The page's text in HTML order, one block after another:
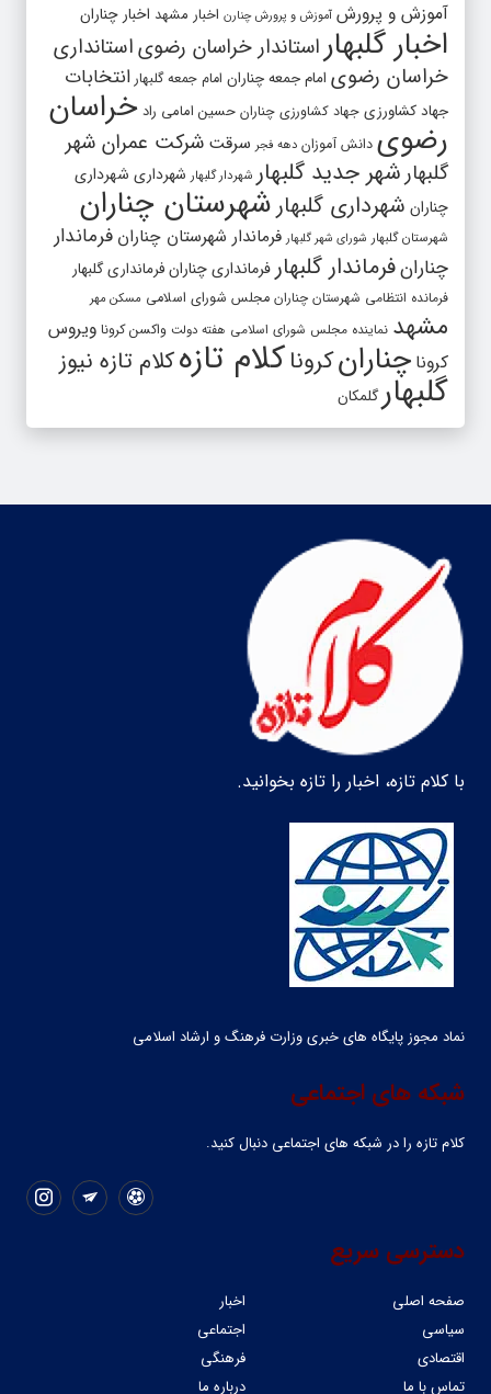
آموزش و پرورش آموزش و پرورش چنارن اخبار مشهد اخبار چناران
اخبار گلبهار استاندار خراسان رضویاستانداری
خراسان رضوی امام جمعه چناران امام جمعه گلبهار انتخابات
جهاد کشاورزی جهاد کشاورزی چناران حسین امامی راد خراسان
رضوی دانش آموزان دهه فجر سرقت شرکت عمران شهر
گلبهارشهر جدید گلبهار شهردار گلبهار شهرداری شهرداری
چناران شهرداری گلبهار شهرستان چناران
شهرستان گلبهار شورای شهر گلبهار فرماندار شهرستان چناران فرماندار
چنارانفرماندار گلبهار فرمانداری چنارانفرمانداری گلبهار
فرمانده انتظامی شهرستان چناران مجلس شورای اسلامی مسکن مهر
مشهد نماینده مجلس شورای اسلامی هفته دولت واکسن کرونا ویروس
کرونا چنارانکروناکلام تازهکلام تازه نیوز
گلبهارگلمکان
با کلام تازه، اخبار را تازه بخوانید.
نماد مجوز پایگاه های خبری وزارت فرهنگ و ارشاد اسلامی
شبکه های اجتماعی
کلام تازه را در شبکه ‌های اجتماعی دنبال کنید.
دسترسی سریع
صفحه اصلی
اخبار
سیاسی
اجتماعی
اقتصادی
فرهنگی
تماس با ما
درباره ما